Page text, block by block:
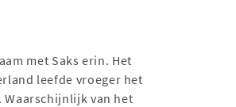
met Saks erin. Het
leefde vroeger het
Waarschijnlijk van het